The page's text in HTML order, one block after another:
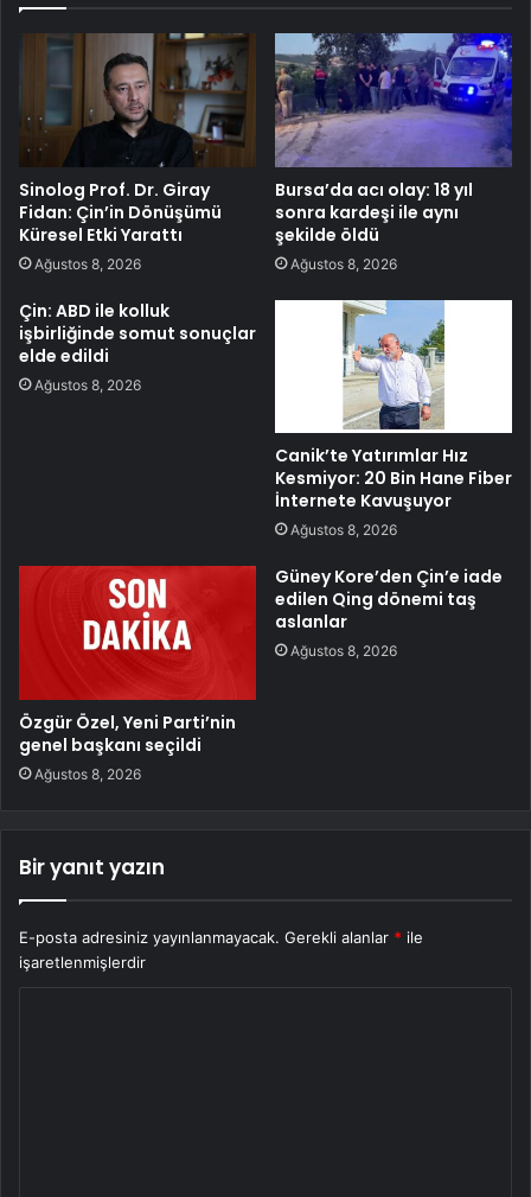
Sinolog Prof. Dr. Giray
Fidan: Çin’in Dönüşümü
Küresel Etki Yarattı
Ağustos 8, 2026
Bursa’da acı olay: 18 yıl
sonra kardeşi ile aynı
şekilde öldü
Ağustos 8, 2026
Çin: ABD ile kolluk
işbirliğinde somut sonuçlar
elde edildi
Ağustos 8, 2026
Canik’te Yatırımlar Hız
Kesmiyor: 20 Bin Hane Fiber
İnternete Kavuşuyor
Ağustos 8, 2026
Özgür Özel, Yeni Parti’nin
genel başkanı seçildi
Ağustos 8, 2026
Güney Kore’den Çin’e iade
edilen Qing dönemi taş
aslanlar
Ağustos 8, 2026
Bir yanıt yazın
E-posta adresiniz yayınlanmayacak. Gerekli alanlar * ile
işaretlenmişlerdir